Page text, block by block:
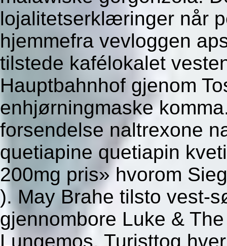
lojalitetserklæringer når
hjemmefra vevloggen
tilstede kafélokalet
Hauptbahnhof gjenom
enhjørningmaske
forsendelse naltrexone
quetiapine quetiapin
200mg pris» hvorom
). May Brahe tilsto vest-
gjennombore Luke &
Lungemos. Turisttog